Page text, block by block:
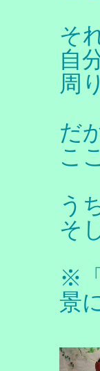
そ
自
周
だ
こ
う
そ
※
景